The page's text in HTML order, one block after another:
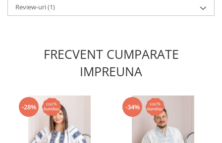
Review-uri(1)
FRECVENT CUMPARATE
IMPREUNA
-28% -34%